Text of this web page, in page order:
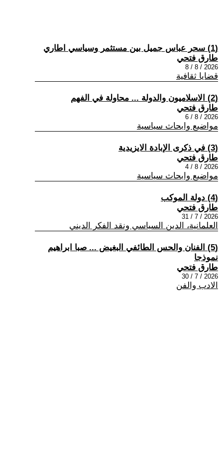
(1) سحر عباس جميل بين مستثمر وسياسي اطاري
طارق فتحي
2026 / 8 / 8
قضايا ثقافية
(2) الاسلاميون والدولة ... محاولة في الفهم
طارق فتحي
2026 / 8 / 6
مواضيع وابحاث سياسية
(3) في ذكرى الإبادة الايزيدية
طارق فتحي
2026 / 8 / 4
مواضيع وابحاث سياسية
(4) دولة الموكب
طارق فتحي
2026 / 7 / 31
العلمانية، الدين السياسي ونقد الفكر الديني
(5) الفنان والحس الطائفي البغيض ... صبا ابراهيم
نموذجا
طارق فتحي
2026 / 7 / 30
الادب والفن